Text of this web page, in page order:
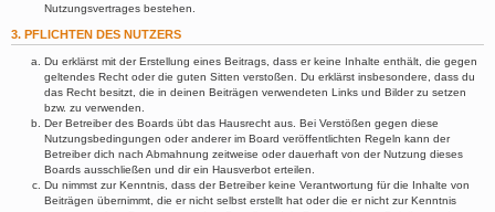
Nutzungsvertrages bestehen.
3. PFLICHTEN DES NUTZERS
Du erklärst mit der Erstellung eines Beitrags, dass er keine Inhalte enthält, die gegen
geltendes Recht oder die guten Sitten verstoßen. Du erklärst insbesondere, dass du
das Recht besitzt, die in deinen Beiträgen verwendeten Links und Bilder zu setzen
bzw. zu verwenden.
Der Betreiber des Boards übt das Hausrecht aus. Bei Verstößen gegen diese
Nutzungsbedingungen oder anderer im Board veröffentlichten Regeln kann der
Betreiber dich nach Abmahnung zeitweise oder dauerhaft von der Nutzung dieses
Boards ausschließen und dir ein Hausverbot erteilen.
Du nimmst zur Kenntnis, dass der Betreiber keine Verantwortung für die Inhalte von
Beiträgen übernimmt, die er nicht selbst erstellt hat oder die er nicht zur Kenntnis